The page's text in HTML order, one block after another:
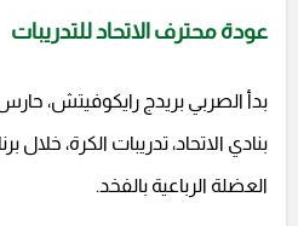
عودة محترف الاتحاد للتدريبات
بدأ الصربي بريدج رايكوفيتش،
بنادي الاتحاد، تدريبات الكرة، خلال
العضلة الرباعية بالفخد.